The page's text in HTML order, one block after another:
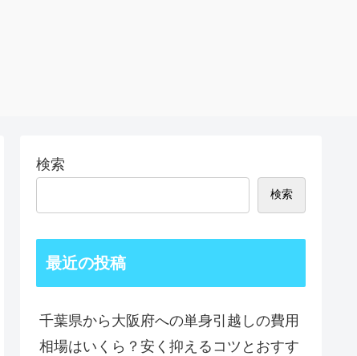
検索
検索
最近の投稿
千葉県から大阪府への単身引越しの費用
相場はいくら？安く抑えるコツとおすす